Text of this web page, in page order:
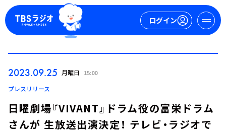
ログイン
2023.09.25 月曜日 15:00
プレスリリース
日曜劇場『VIVANT』ドラム役の富栄ドラム
さんが 生放送出演決定！ テレビ・ラジオで